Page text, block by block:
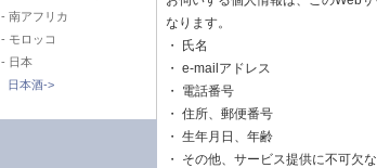
- 南アフリカ
- モロッコ
- 日本
日本酒->
なります。
・ 氏名
・ e-mailアドレス
・ 電話番号
・ 住所、郵便番号
・ 生年月日、年齢
・ その他、サービス提供に不可欠